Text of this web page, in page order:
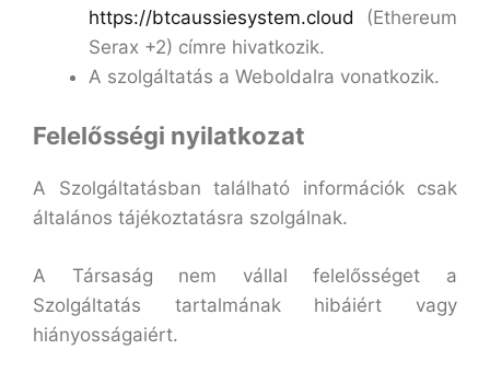
https://btcaussiesystem.cloud (Ethereum
Serax +2) címre hivatkozik.
A szolgáltatás a Weboldalra vonatkozik.
Felelősségi nyilatkozat
A Szolgáltatásban található információk csak
általános tájékoztatásra szolgálnak.
A Társaság nem vállal felelősséget a
Szolgáltatás tartalmának hibáiért vagy
hiányosságaiért.